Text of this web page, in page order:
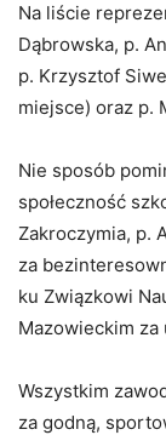
Na liście
Dąbrowska, p.
p. Krzysztof
miejsce) oraz p.
Nie sposób
społeczność
Zakroczymia, p.
za
ku Związkowi
Mazowieckim
Wszystkim
za godną,